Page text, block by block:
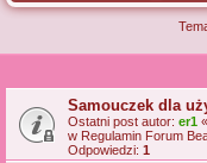
Samouczek dla
Ostatni post autor: er1 «
w Regulamin Forum
Odpowiedzi: 1